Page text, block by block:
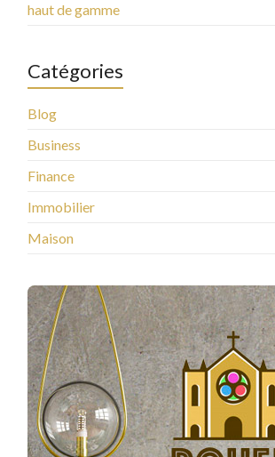
haut de gamme
Catégories
Blog
Business
Finance
Immobilier
Maison